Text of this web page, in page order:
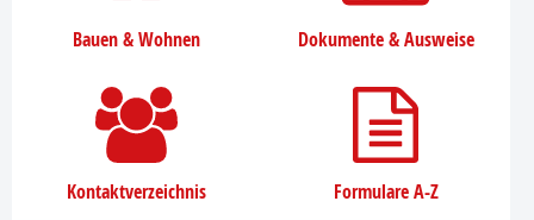
Bauen & Wohnen Dokumente & Ausweise
Kontaktverzeichnis Formulare A-Z